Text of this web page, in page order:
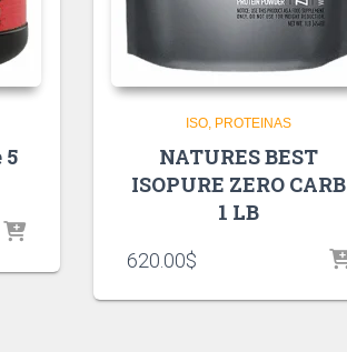
5
ISO PROTEINAS
NATURES BEST
ISOPURE ZERO CARB
1 LB
620.00$